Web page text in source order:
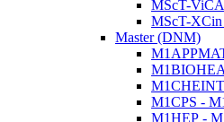
MScT-
MScT-XCin
Master (DNM)
M1CHEINT
M1CPS -
M1HEP -